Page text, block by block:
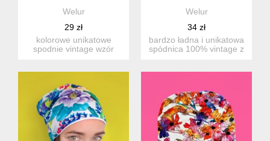
Welur
29 zł
kolorowe unikatowe
spodnie vintage wzór
Welur
34 zł
bardzo ładna i unikatowa
spódnica 100% vintage z